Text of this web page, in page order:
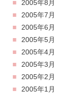
2005年8月
2005年7月
2005年6月
2005年5月
2005年4月
2005年3月
2005年2月
2005年1月